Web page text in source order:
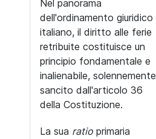
Nel panorama
dell'ordinamento giuridico
italiano, il diritto alle ferie
retribuite costituisce un
principio fondamentale e
inalienabile, solennemente
sancito dall'articolo 36
della Costituzione.
La sua ratio primaria